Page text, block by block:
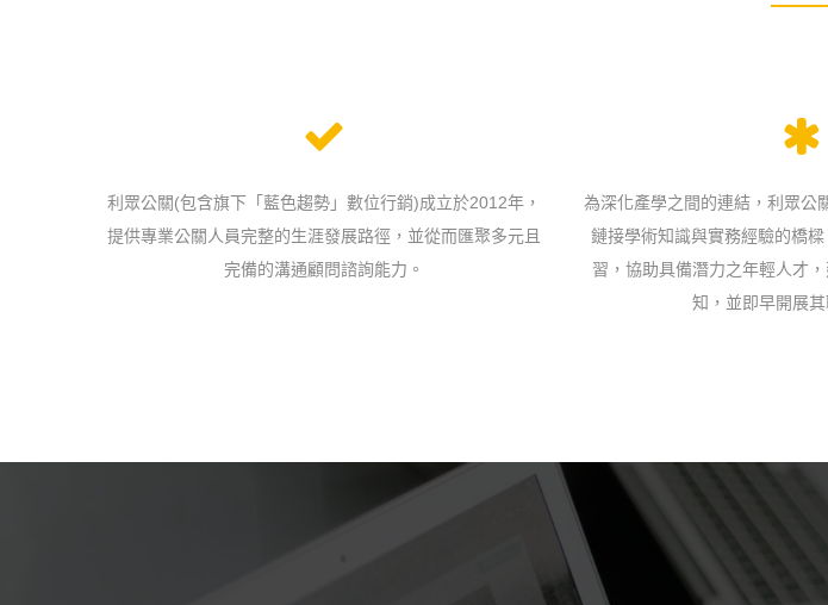
利眾公關(包含旗下「藍色趨勢」數位行銷)成立於2012年，
提供專業公關人員完整的生涯發展路徑，並從而匯聚多元且
完備的溝通顧問諮詢能力。
為深化產學之間的連結，利眾公
鏈接學術知識與實務經驗的橋
習，協助具備潛力之年輕人才
知，並即早開展其